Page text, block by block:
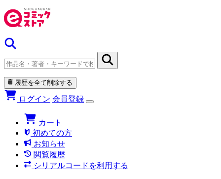
履歴を全て削除する
ログイン 会員登録
カート
初めての方
お知らせ
閲覧履歴
シリアルコードを利用する